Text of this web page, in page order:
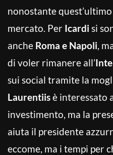
nonostante
mercato. Per Icardi si
anche Roma e Napoli,
di voler rimanere all’
sui social tramite la
Laurentiisè interessato
investimento, ma la
aiuta il presidente
eccome, ma i tempi per